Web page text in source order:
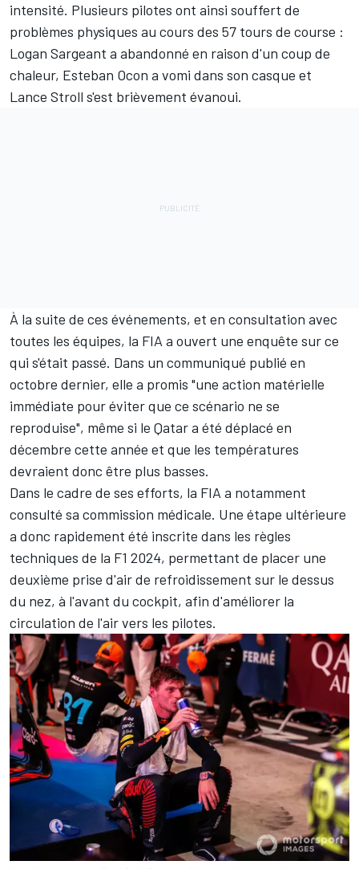
intensité. Plusieurs pilotes ont ainsi souffert de
problèmes physiques au cours des 57 tours de course :
Logan Sargeant a abandonné en raison d'un coup de
chaleur, Esteban Ocon a vomi dans son casque et
Lance Stroll s'est brièvement évanoui.
À la suite de ces événements, et en consultation avec
toutes les équipes, la FIA a ouvert une enquête sur ce
qui s'était passé. Dans un communiqué publié en
octobre dernier, elle a promis "une action matérielle
immédiate pour éviter que ce scénario ne se
reproduise", même si le Qatar a été déplacé en
décembre cette année et que les températures
devraient donc être plus basses.
Dans le cadre de ses efforts, la FIA a notamment
consulté sa commission médicale. Une étape ultérieure
a donc rapidement été inscrite dans les règles
techniques de la F1 2024, permettant de placer une
deuxième prise d'air de refroidissement sur le dessus
du nez, à l'avant du cockpit, afin d'améliorer la
circulation de l'air vers les pilotes.